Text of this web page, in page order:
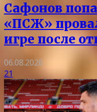
Сафонов
«ПСЖ»
игре после
06.08.2026
21